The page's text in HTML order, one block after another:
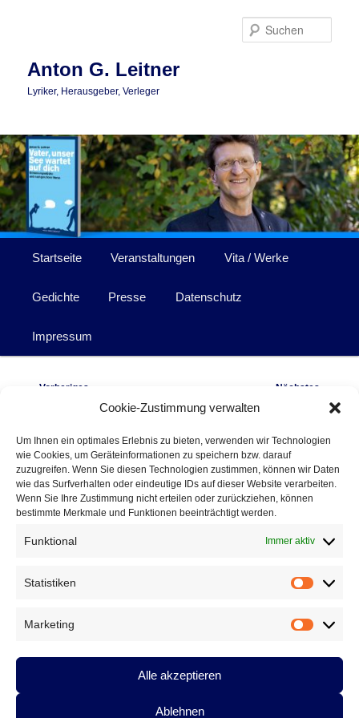
Cookie-Zustimmung verwalten
Um Ihnen ein optimales Erlebnis zu bieten, verwenden wir Technologien
wie Cookies, um Geräteinformationen zu speichern bzw. darauf
zuzugreifen. Wenn Sie diesen Technologien zustimmen, können wir Daten
wie das Surfverhalten oder eindeutige IDs auf dieser Website verarbeiten.
Wenn Sie Ihre Zustimmung nicht erteilen oder zurückziehen, können
bestimmte Merkmale und Funktionen beeinträchtigt werden.
Funktional Immer aktiv
Statistiken
Marketing
Marketing
Alle akzeptieren
Ablehnen
Anton G. Leitner
Lyriker, Herausgeber, Verleger
Startseite Veranstaltungen Vita / Werke
Gedichte Presse Datenschutz
Impressum
Bilder-
← Vorheriges Nächstes →
AntonHeader2023-2
Veröffentlicht7. Februar 2023am1000 × 287in
AntonHeader2023-2